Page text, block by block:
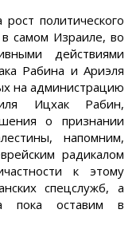
политического
самом Израиле, во
действиями
Рабина и Ариэля
на администрацию
Ицхак Рабин,
о признании
напомним,
радикалом
к этому
спецслужб, а
пока оставим в